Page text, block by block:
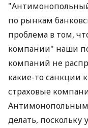
по рынкам
проблема в том,
компании" наши
компаний не
какие-то санкции
страховые
делать, поскольку